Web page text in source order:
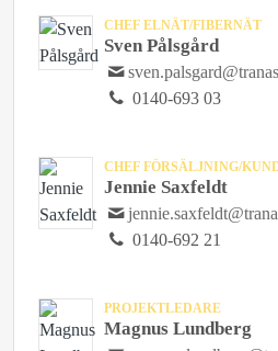
CHEF ELNÄT/FIBERNÄT
Sven Pålsgård
0140-693 03
CHEF FÖRSÄLJNING/
Jennie Saxfeldt
0140-692 21
PROJEKTLEDARE
Magnus Lundberg